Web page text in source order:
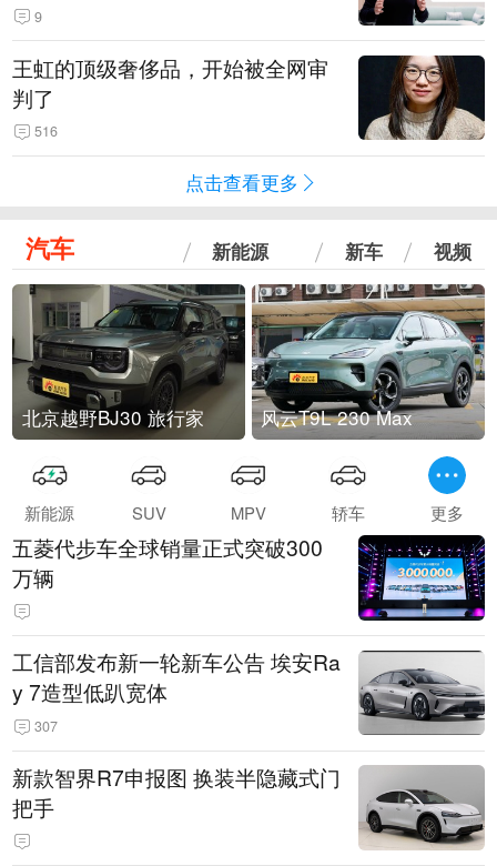
9
王虹的顶级奢侈品，开始被全网审
判了
516
点击查看更多
汽车 新能源 新车 视频
北京越野BJ30 旅行家 风云T9L 230 Max
新能源 SUV MPV 轿车 更多
五菱代步车全球销量正式突破300
万辆
工信部发布新一轮新车公告 埃安Ra
y 7造型低趴宽体
307
新款智界R7申报图 换装半隐藏式门
把手